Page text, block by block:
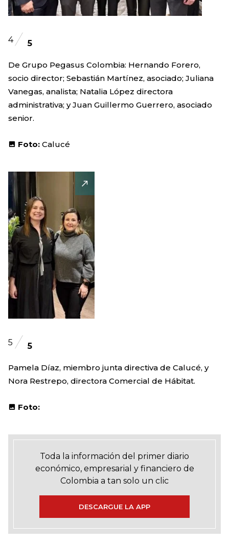
4 5
De Grupo Pegasus Colombia: Hernando Forero,
socio director; Sebastián Martínez, asociado; Juliana
Vanegas, analista; Natalia López directora
administrativa; y Juan Guillermo Guerrero, asociado
senior.
Foto: Calucé
5 5
Pamela Díaz, miembro junta directiva de Calucé, y
Nora Restrepo, directora Comercial de Hábitat.
Foto:
Toda la información del primer diario
económico, empresarial y financiero de
Colombia a tan solo un clic
DESCARGUE LA APP